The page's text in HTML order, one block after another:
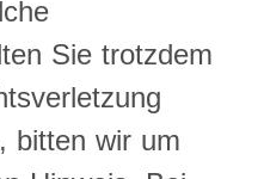
Sie trotzdem
bitten wir um